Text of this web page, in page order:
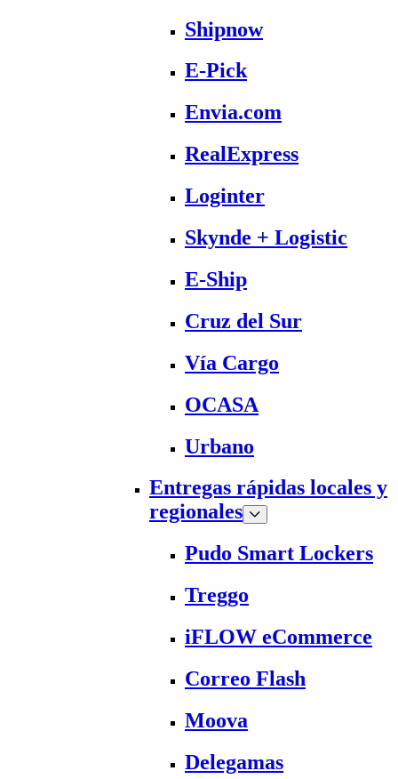
Shipnow
E-Pick
Envia.com
RealExpress
Loginter
Skynde + Logistic
E-Ship
Cruz del Sur
Vía Cargo
OCASA
Urbano
Entregas rápidas locales y
regionales
Pudo Smart Lockers
Treggo
iFLOW eCommerce
Correo Flash
Moova
Delegamas